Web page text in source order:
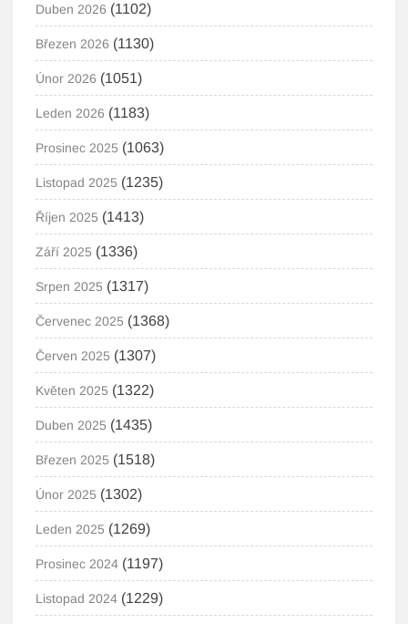
Duben 2026 (1102)
Březen 2026 (1130)
Únor 2026 (1051)
Leden 2026 (1183)
Prosinec 2025 (1063)
Listopad 2025 (1235)
Říjen 2025 (1413)
Září 2025 (1336)
Srpen 2025 (1317)
Červenec 2025 (1368)
Červen 2025 (1307)
Květen 2025 (1322)
Duben 2025 (1435)
Březen 2025 (1518)
Únor 2025 (1302)
Leden 2025 (1269)
Prosinec 2024 (1197)
Listopad 2024 (1229)